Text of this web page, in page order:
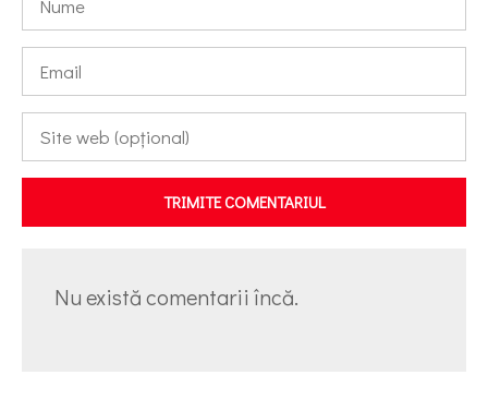
TRIMITE COMENTARIUL
Nu există comentarii încă.